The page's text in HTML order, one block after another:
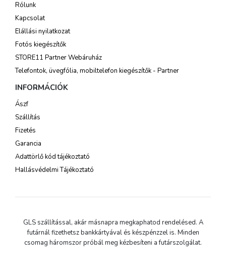
Rólunk
Kapcsolat
Elállási nyilatkozat
Fotós kiegészítők
STORE11 Partner Webáruház
Telefontok, üvegfólia, mobiltelefon kiegészítők - Partner
INFORMÁCIÓK
Ászf
Szállítás
Fizetés
Garancia
Adattörlő kód tájékoztató
Hallásvédelmi Tájékoztató
GLS szállítással, akár másnapra megkaphatod rendelésed. A
futárnál fizethetsz bankkártyával és készpénzzel is. Minden
csomag háromszor próbál meg kézbesíteni a futárszolgálat.